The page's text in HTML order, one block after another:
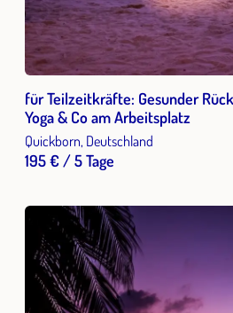
für Teilzeitkräfte: Gesunder
Yoga & Co am Arbeitsplatz
Quickborn, Deutschland
195 € / 5 Tage